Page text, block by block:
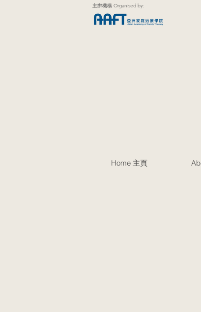
主辦機構 Organised by:
Home 主頁